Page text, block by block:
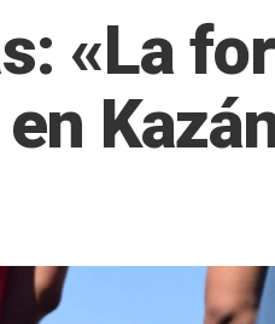
«La